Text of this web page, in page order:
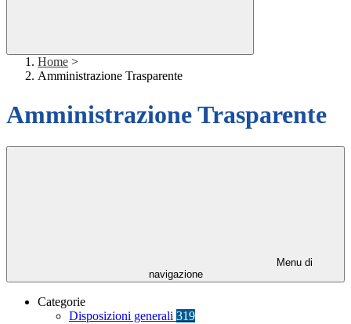
Home >
Amministrazione Trasparente
Amministrazione Trasparente
Menu di
navigazione
Categorie
Disposizioni generali 319